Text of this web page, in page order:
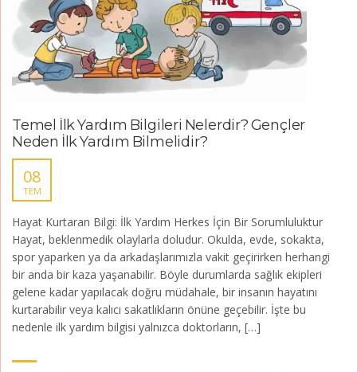
Temel İlk Yardım Bilgileri Nelerdir? Gençler
Neden İlk Yardım Bilmelidir?
08
TEM
Hayat Kurtaran Bilgi: İlk Yardım Herkes İçin Bir Sorumluluktur
Hayat, beklenmedik olaylarla doludur. Okulda, evde, sokakta,
spor yaparken ya da arkadaşlarımızla vakit geçirirken herhangi
bir anda bir kaza yaşanabilir. Böyle durumlarda sağlık ekipleri
gelene kadar yapılacak doğru müdahale, bir insanın hayatını
kurtarabilir veya kalıcı sakatlıkların önüne geçebilir. İşte bu
nedenle ilk yardım bilgisi yalnızca doktorların, […]